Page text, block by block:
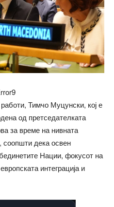
Тимчо Муцунски, кој е
од претседателката
за време на нивната
соопшти дека освен
Нации, фокусот на
интеграција и